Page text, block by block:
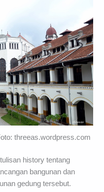
threeas.wordpress.com
history tentang
bangunan dan
gedung tersebut.